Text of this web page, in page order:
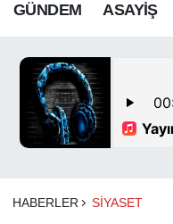
GÜNDEM ASAYIŞ
HABERLER SIYASET